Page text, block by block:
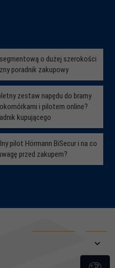
o dużej szerokości
poradnik zakupowy
zestaw napędu do bramy
i pilotem online?
kupującego
pilot Hörmann BiSecur i na co
przed zakupem?